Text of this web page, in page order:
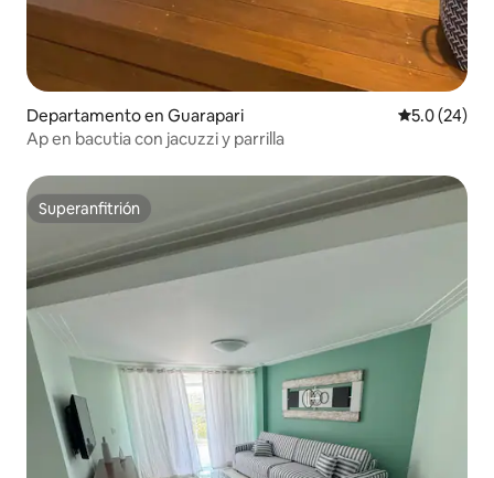
Departamento en Guarapari Calificación
5.0 (24)
Ap en bacutia con jacuzzi y parrilla
Superanfitrión
Superanfitrión